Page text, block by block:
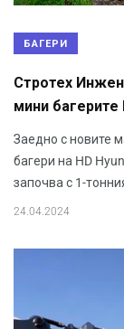
БАГЕРИ
Стротех
мини багерите
Заедно с новите
багери на HD
започва с 1-
24.04.2024